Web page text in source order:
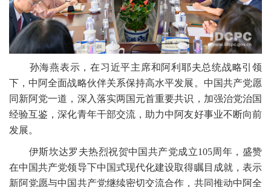
孙海燕表示，在习近平主席和阿利耶夫总统战略引领
下，中阿全面战略伙伴关系保持高水平发展。中国共产党愿
同新阿党一道，深入落实两国元首重要共识，加强治党治国
经验互鉴，深化青年干部交流，助力中阿友好事业不断向前
发展。
伊斯坎达罗夫热烈祝贺中国共产党成立105周年，盛赞
在中国共产党领导下中国式现代化建设取得瞩目成就，表示
新阿党愿与中国共产党继续密切交流合作，共同推动中阿全